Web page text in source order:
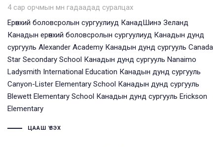
4 сар орчмын өмнө
Tags
гадаадад суралцах
Ерөнхий боловсролын сургуулиуд КанадШинэ Зеланд
Канадын ерөнхий боловсролын сургуулиуд Канадын дунд
сургууль Alexander Academy Канадын дунд сургууль Canada
Star Secondary School Канадын дунд сургууль Nanaimo
Ladysmith International Education Канадын дунд сургууль
Canyon-Lister Elementary School Канадын дунд сургууль
Blewett Elementary School Канадын дунд сургууль Erickson
Elementary
ЦААШ ҮЗЭХ